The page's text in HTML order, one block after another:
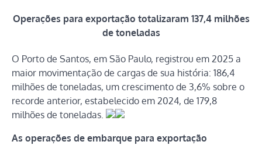
Operações para exportação totalizaram 137,4 milhões
de toneladas
O Porto de Santos, em São Paulo, registrou em 2025 a
maior movimentação de cargas de sua história: 186,4
milhões de toneladas, um crescimento de 3,6% sobre o
recorde anterior, estabelecido em 2024, de 179,8
milhões de toneladas.
As operações de embarque para exportação